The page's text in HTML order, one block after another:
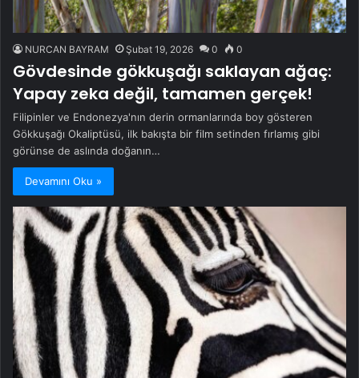
NURCAN BAYRAM Şubat 19, 2026 0 0
Gövdesinde gökkuşağı saklayan ağaç:
Yapay zeka değil, tamamen gerçek!
Filipinler ve Endonezya'nın derin ormanlarında boy gösteren
Gökkuşağı Okaliptüsü, ilk bakışta bir film setinden fırlamış gibi
görünse de aslında doğanın…
Devamını Oku »